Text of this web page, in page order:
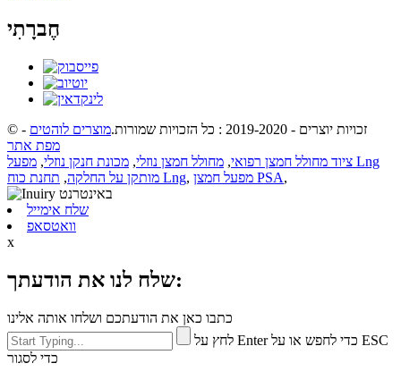
חֶברָתִי
© זכויות יוצרים - 2019-2020 : כל הזכויות שמורות. מוצרים לוהטים -
מפת אתר
ציוד מחולל חמצן רפואי, מחולל חמצן נוזלי, מכונת חנקן נוזלי, מפעל Lng
מותקן על החלקה, תחנת כוח Lng, מפעל חמצן PSA,
שלח אימייל
וואטסאפ
x
שלח לנו את הודעתך:
כתבו כאן את הודעתכם ושלחו אותה אלינו
לחץ על Enter כדי לחפש או על ESC
כדי לסגור